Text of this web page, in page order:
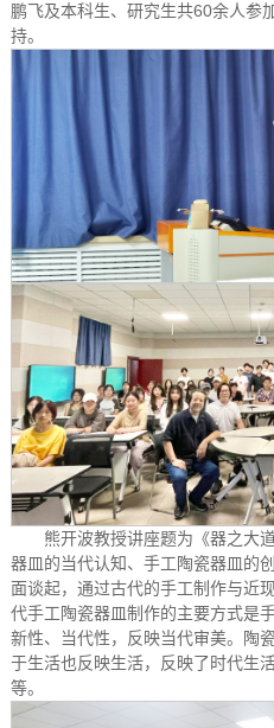
鹏飞及本科生、研究生共60余人参
持。
熊开波教授讲座题为《器之大
器皿的当代认知、手工陶瓷器皿的
面谈起，通过古代的手工制作与近
代手工陶瓷器皿制作的主要方式是
新性、当代性，反映当代审美。陶
于生活也反映生活，反映了时代生
等。